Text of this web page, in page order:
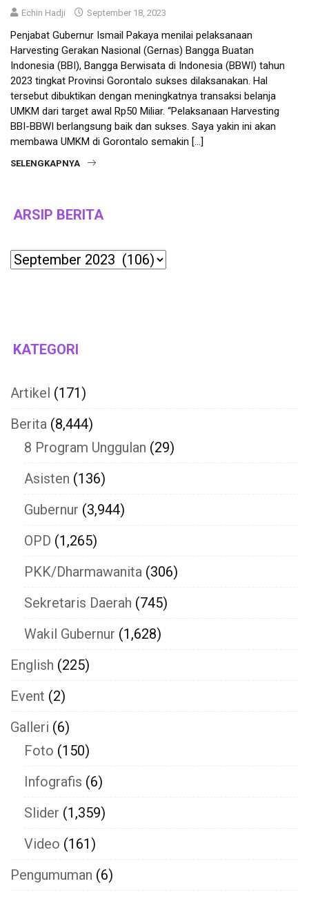
Echin Hadji September 18, 2023
Penjabat Gubernur Ismail Pakaya menilai pelaksanaan
Harvesting Gerakan Nasional (Gernas) Bangga Buatan
Indonesia (BBI), Bangga Berwisata di Indonesia (BBWI) tahun
2023 tingkat Provinsi Gorontalo sukses dilaksanakan. Hal
tersebut dibuktikan dengan meningkatnya transaksi belanja
UMKM dari target awal Rp50 Miliar. “Pelaksanaan Harvesting
BBI-BBWI berlangsung baik dan sukses. Saya yakin ini akan
membawa UMKM di Gorontalo semakin […]
SELENGKAPNYA
ARSIP BERITA
Archives
KATEGORI
Artikel (171)
Berita (8,444)
8 Program Unggulan (29)
Asisten (136)
Gubernur (3,944)
OPD (1,265)
PKK/Dharmawanita (306)
Sekretaris Daerah (745)
Wakil Gubernur (1,628)
English (225)
Event (2)
Galleri (6)
Foto (150)
Infografis (6)
Slider (1,359)
Video (161)
Pengumuman (6)